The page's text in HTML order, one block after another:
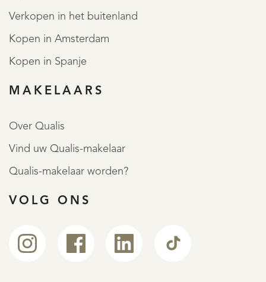
Verkopen in het buitenland
Kopen in Amsterdam
Kopen in Spanje
MAKELAARS
Over Qualis
Vind uw Qualis-makelaar
Qualis-makelaar worden?
VOLG ONS